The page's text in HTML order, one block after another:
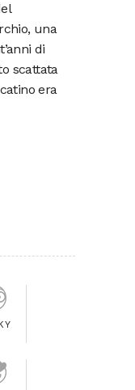
una
di
scattata
era